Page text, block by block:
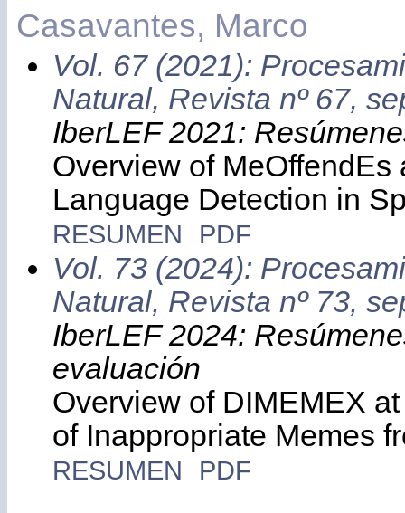
Casavantes, Marco
Vol. 67 (2021):
Natural, Revista nº 67,
IberLEF 2021:
Overview of
Language Detection in
RESUMEN PDF
Vol. 73 (2024):
Natural, Revista nº 73,
IberLEF 2024:
evaluación
Overview of DIMEMEX
of Inappropriate Memes
RESUMEN PDF